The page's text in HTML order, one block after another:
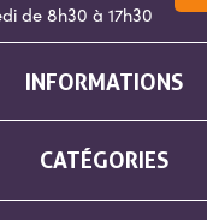
de 8h30 à 17h30
INFORMATIONS
CATÉGORIES